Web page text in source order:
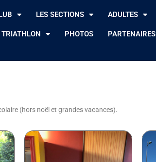
LES SECTIONS ADULTES
TRIATHLON PHOTOS PARTENAIRES
(hors noël et grandes vacances).